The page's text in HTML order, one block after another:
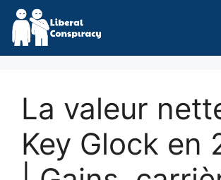
Skip
content
La valeur
Key Glock en